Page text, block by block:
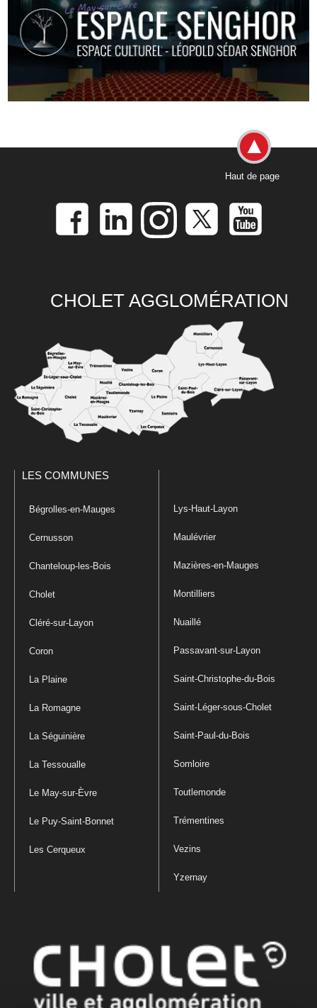
Haut de page
CHOLET AGGLOMÉRATION
LES COMMUNES
Bégrolles-en-Mauges
Cernusson
Chanteloup-les-Bois
Cholet
Cléré-sur-Layon
Coron
La Plaine
La Romagne
La Séguinière
La Tessoualle
Le May-sur-Èvre
Le Puy-Saint-Bonnet
Les Cerqueux
Lys-Haut-Layon
Maulévrier
Mazières-en-Mauges
Montilliers
Nuaillé
Passavant-sur-Layon
Saint-Christophe-du-Bois
Saint-Léger-sous-Cholet
Saint-Paul-du-Bois
Somloire
Toutlemonde
Trémentines
Vezins
Yzernay